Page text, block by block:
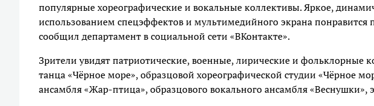
популярные хореографические и вокальные коллективы. Яркое,
использованием спецэффектов и мультимедийного экрана понравится
сообщил департамент в социальной сети «ВКонтакте».
Зрители увидят патриотические, военные, лирические и фольклорные
танца «Чёрное море», образцовой хореографической студии «Чёрное
ансамбля «Жар-птица», образцового вокального ансамбля